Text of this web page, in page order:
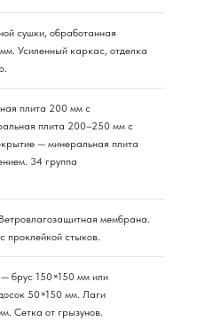
сушки, обработанная
Усиленный каркас, отделка
плита 200 мм с
плита 200–250 мм с
— минеральная плита
34 группа
Ветровлагозащитная мембрана.
проклейкой стыков.
брус 150×150 мм или
50×150 мм. Лаги
Сетка от грызунов.